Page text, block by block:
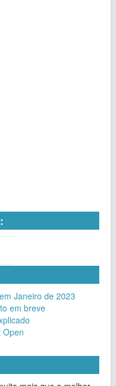
Janeiro de 2023
em breve
Open